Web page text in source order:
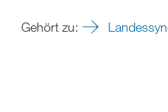
Gehört zu: